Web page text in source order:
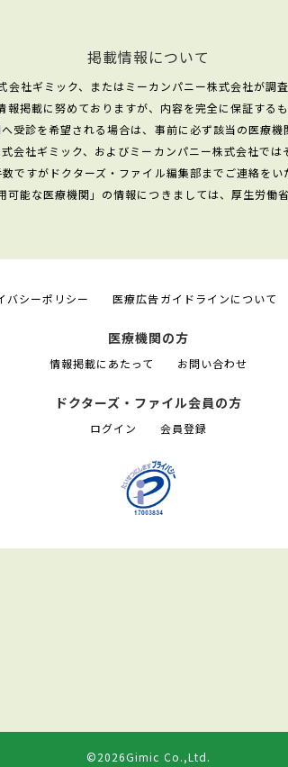
掲載情報について
社ギミック、またはミーカンパニー株式会社が調
報掲載に努めておりますが、内容を完全に保証する
受診を希望される場合は、事前に必ず該当の医療機
会社ギミック、およびミーカンパニー株式会社では
ですがドクターズ・ファイル編集部までご連絡をい
能な医療機関」の情報につきましては、厚生労働
バシーポリシー 医療広告ガイドラインについて
医療機関の方
情報掲載にあたって お問い合わせ
ドクターズ・ファイル会員の方
ログイン 会員登録
©2026Gimic Co.,Ltd.